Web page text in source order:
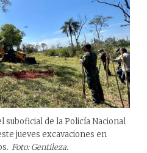
suboficial de la Policía Nacional
jueves excavaciones en
Foto: Gentileza.